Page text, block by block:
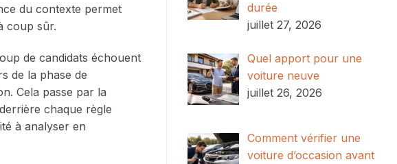
du contexte permet
coup sûr.
de candidats échouent
de la phase de
Cela passe par la
chaque règle
à analyser en
durée
juillet 27, 2026
Quel apport pour une
voiture neuve
juillet 26, 2026
Comment vérifier une
voiture d’occasion avant